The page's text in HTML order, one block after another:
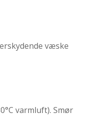
væske
varmluft). Smør